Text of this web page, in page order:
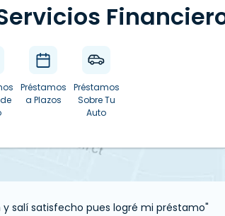
Préstamos
a Plazos
Préstamos
Sobre Tu
Auto
salí satisfecho pues logré mi préstamo"